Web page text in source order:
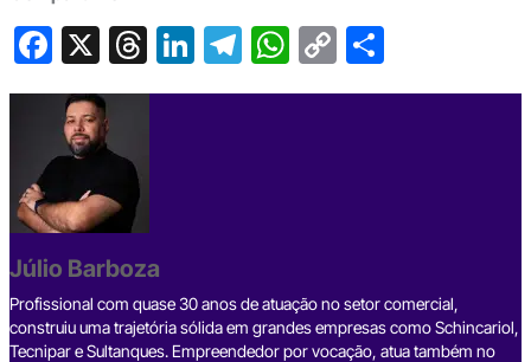
F
a
c
e
b
o
o
k
X T
hr
s
Li
n
T
el
W
h
C
o
S
h
Júlio Barboza
Profissional com quase 30 anos de atuação no setor comercial,
construiu uma trajetória sólida em grandes empresas como Schincariol,
Tecnipar e Sultanques. Empreendedor por vocação, atua também no